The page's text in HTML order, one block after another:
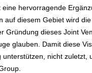
hervorragende
auf diesem Gebiet wird
Gründung dieses Joint
glauben. Damit diese
nicht